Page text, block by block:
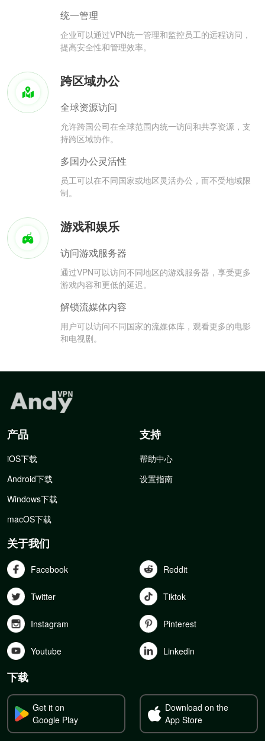
统一管理
企业可以通过VPN统一管理和监控员工的远程访问，
提高安全性和管理效率。
跨区域办公
全球资源访问
允许跨国公司在全球范围内统一访问和共享资源，支
持跨区域协作。
多国办公灵活性
员工可以在不同国家或地区灵活办公，而不受地域限
制。
游戏和娱乐
访问游戏服务器
通过VPN可以访问不同地区的游戏服务器，享受更多
游戏内容和更低的延迟。
解锁流媒体内容
用户可以访问不同国家的流媒体库，观看更多的电影
和电视剧。
产品
iOS下载
Android下载
Windows下载
macOS下载
支持
帮助中心
设置指南
关于我们
Facebook Reddit
Twitter Tiktok
Instagram Pinterest
Youtube Linkedln
下载
Get it on
Google Play
Download on the
App Store